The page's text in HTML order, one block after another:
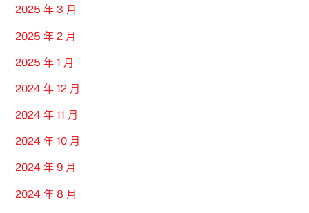
2025 年 3 月
2025 年 2 月
2025 年 1 月
2024 年 12 月
2024 年 11 月
2024 年 10 月
2024 年 9 月
2024 年 8 月